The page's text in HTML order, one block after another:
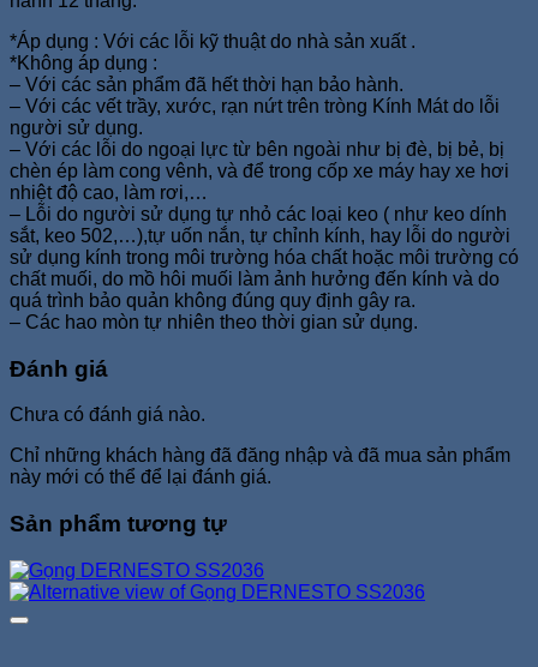
*Áp dụng : Với các lỗi kỹ thuật do nhà sản xuất .
*Không áp dụng :
– Với các sản phẩm đã hết thời hạn bảo hành.
– Với các vết trầy, xước, rạn nứt trên tròng Kính Mát do lỗi
người sử dụng.
– Với các lỗi do ngoại lực từ bên ngoài như bị đè, bị bẻ, bị
chèn ép làm cong vênh, và để trong cốp xe máy hay xe hơi
nhiệt độ cao, làm rơi,…
– Lỗi do người sử dụng tự nhỏ các loại keo ( như keo dính
sắt, keo 502,…),tự uốn nắn, tự chỉnh kính, hay lỗi do người
sử dụng kính trong môi trường hóa chất hoặc môi trường có
chất muối, do mồ hôi muối làm ảnh hưởng đến kính và do
quá trình bảo quản không đúng quy định gây ra.
– Các hao mòn tự nhiên theo thời gian sử dụng.
Đánh giá
Chưa có đánh giá nào.
Chỉ những khách hàng đã đăng nhập và đã mua sản phẩm
này mới có thể để lại đánh giá.
Sản phẩm tương tự